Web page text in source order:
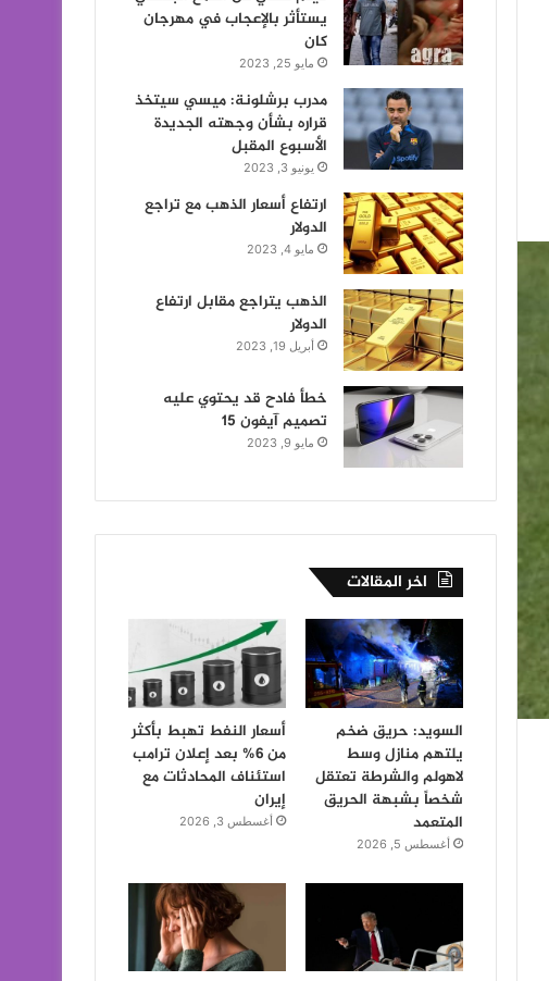
يستأثر بالإعجاب في مهرجان
كان
مايو 25, 2023
مدرب برشلونة: ميسي سيتخذ
قراره بشأن وجهته الجديدة
الأسبوع المقبل
يونيو 3, 2023
ارتفاع أسعار الذهب مع تراجع
الدولار
مايو 4, 2023
الذهب يتراجع مقابل ارتفاع
الدولار
أبريل 19, 2023
خطأ فادح قد يحتوي عليه
تصميم آيفون 15
مايو 9, 2023
اخر المقالات
السويد: حريق ضخم
يلتهم منازل وسط
لاهولم والشرطة تعتقل
شخصاً بشبهة الحريق
المتعمد
أغسطس 5, 2026
أسعار النفط تهبط بأكثر
من 6% بعد إعلان ترامب
استئناف المحادثات مع
إيران
أغسطس 3, 2026